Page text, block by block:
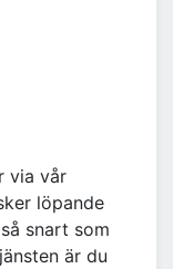
via vår
löpande
snart som
är du